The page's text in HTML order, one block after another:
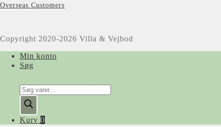
Overseas Customers
Copyright 2020-2026 Villa & Vejbod
Min konto
Søg
Products
search
Kurv 0